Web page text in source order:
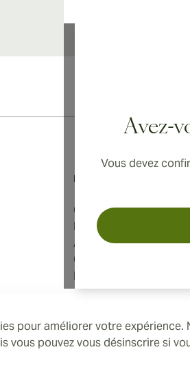
pour améliorer votre expérience.
vous pouvez vous désinscrire si
Avez-
Vous devez
Livraison
Informations
Conditions d'utilisation
Politique de
À propos de nous
Contact
Paramètres des cookies